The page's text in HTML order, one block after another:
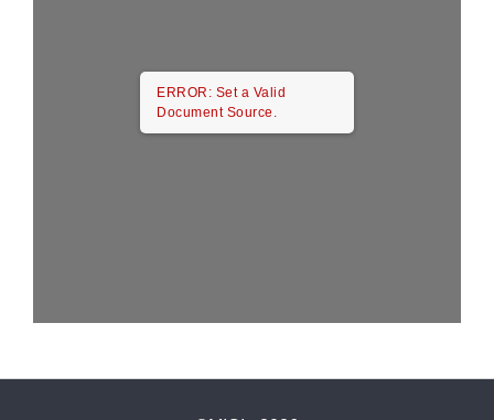
ERROR: Set a Valid
Document Source.